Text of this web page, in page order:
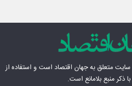
متعلق بهجهان اقتصاد است و استفاده از
ذکر منبع بلامانع است.